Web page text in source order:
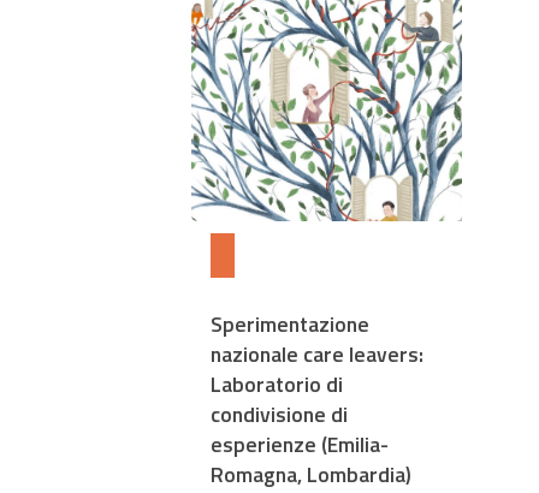
Sperimentazione
nazionale care leavers:
Laboratorio di
condivisione di
esperienze (Emilia-
Romagna, Lombardia)